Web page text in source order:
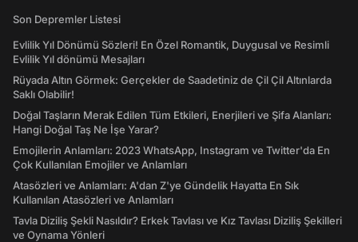
Son Depremler Listesi
Evlilik Yıl Dönümü Sözleri! En Özel Romantik, Duygusal ve Resimli
Evlilik Yıl dönümü Mesajları
Rüyada Altın Görmek: Gerçekler de Saadetiniz de Çil Çil Altınlarda
Saklı Olabilir!
Doğal Taşların Merak Edilen Tüm Etkileri, Enerjileri ve Şifa Alanları:
Hangi Doğal Taş Ne İşe Yarar?
Emojilerin Anlamları: 2023 WhatsApp, Instagram ve Twitter'da En
Çok Kullanılan Emojiler ve Anlamları
Atasözleri ve Anlamları: A'dan Z'ye Gündelik Hayatta En Sık
Kullanılan Atasözleri ve Anlamları
Tavla Diziliş Şekli Nasıldır? Erkek Tavlası ve Kız Tavlası Diziliş Şekilleri
ve Oynama Yönleri